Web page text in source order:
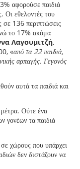
αφορούσε παιδιά
Οι εθελοντές του
σε 136 περιπτώσεις
το 17% ακόμα
Λαγουμιτζή,
«από τα 22 παιδιά,
αρπαγής. Γεγονός
αυτά τα παιδιά και
Ούτε ένα
γονέων τα παιδιά
χώρους που υπάρχει
δεν διστάζουν να